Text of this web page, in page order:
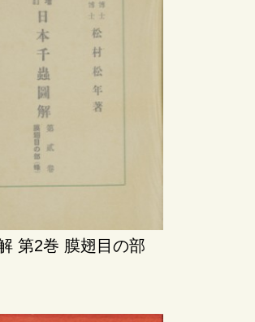
第2巻 膜翅目の部